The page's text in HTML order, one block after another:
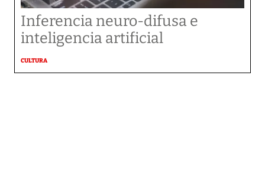
Inferencia neuro-difusa e
inteligencia artificial
CULTURA